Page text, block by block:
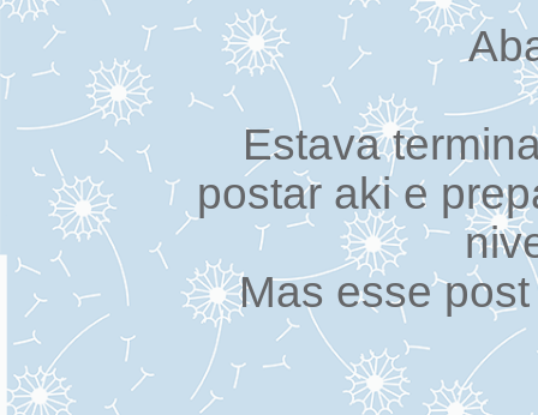
Estava
postar aki e
Mas esse